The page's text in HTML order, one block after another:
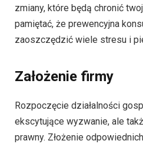
zmiany, które będą chronić
pamiętać, że prewencyjna
zaoszczędzić wiele stresu i
Założenie firmy
Rozpoczęcie działalności
ekscytujące wyzwanie, ale
prawny. Złożenie